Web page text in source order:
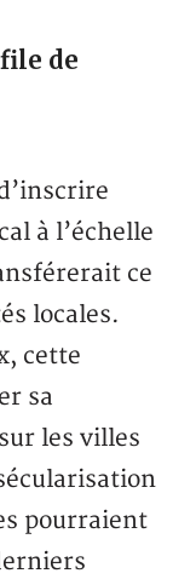
de
à l’échelle
ce
locales.
cette
sa
les villes
pourraient